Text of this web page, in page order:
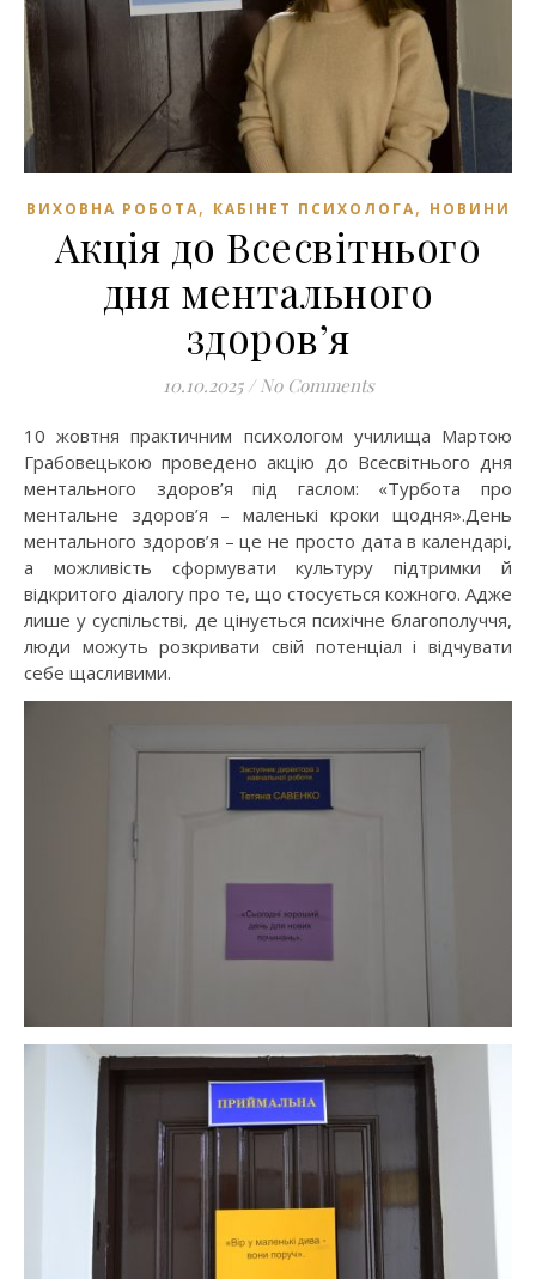
ВИХОВНА РОБОТА, КАБІНЕТ ПСИХОЛОГА, НОВИНИ
Акція до Всесвітнього
дня ментального
здоров’я
10.10.2025 / No Comments
10 жовтня практичним психологом училища Мартою
Грабовецькою проведено акцію до Всесвітнього дня
ментального здоров’я під гаслом: «Турбота про
ментальне здоров’я – маленькі кроки щодня».День
ментального здоров’я – це не просто дата в календарі,
а можливість сформувати культуру підтримки й
відкритого діалогу про те, що стосується кожного. Адже
лише у суспільстві, де цінується психічне благополуччя,
люди можуть розкривати свій потенціал і відчувати
себе щасливими.